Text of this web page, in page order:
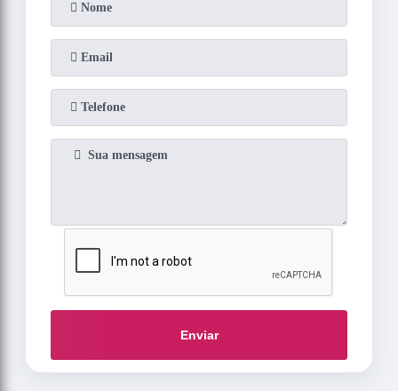
Enviar